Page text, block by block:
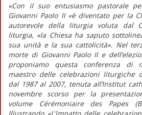
«Con il suo entusiasmo pastorale per
Giovanni Paolo II «è diventato per la
autorevole della liturgia voluta dal
liturgia, «la Chiesa ha saputo
sua unità e la sua cattolicità». Nel
morte di Giovanni Paolo II e
proponiamo questa conferenza di
maestro delle celebrazioni liturgiche
dal 1987 al 2007, tenuta all’Institut
novembre scorso per la
volume Cérémoniaire des Papes